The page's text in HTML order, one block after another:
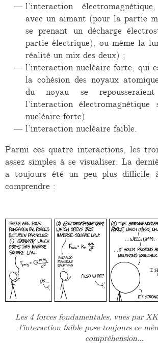
l’interaction
avec un aimant (pour la partie
se prenant un décharge
partie électrique), ou même la
réalité un mix des deux) ;
l’interaction nucléaire forte, qui
la cohésion des noyaux
du noyau se
l’interaction électromagnétique
nucléaire forte)
l’interaction nucléaire faible.
Parmi ces quatre interactions, les
assez simples à se visualiser. La
a toujours été un peu plus difficile
comprendre :
Les 4 forces fondamentales, vues par
l’interaction faible pose toujours ce
compréhension…